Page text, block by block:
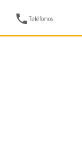
Teléfonos